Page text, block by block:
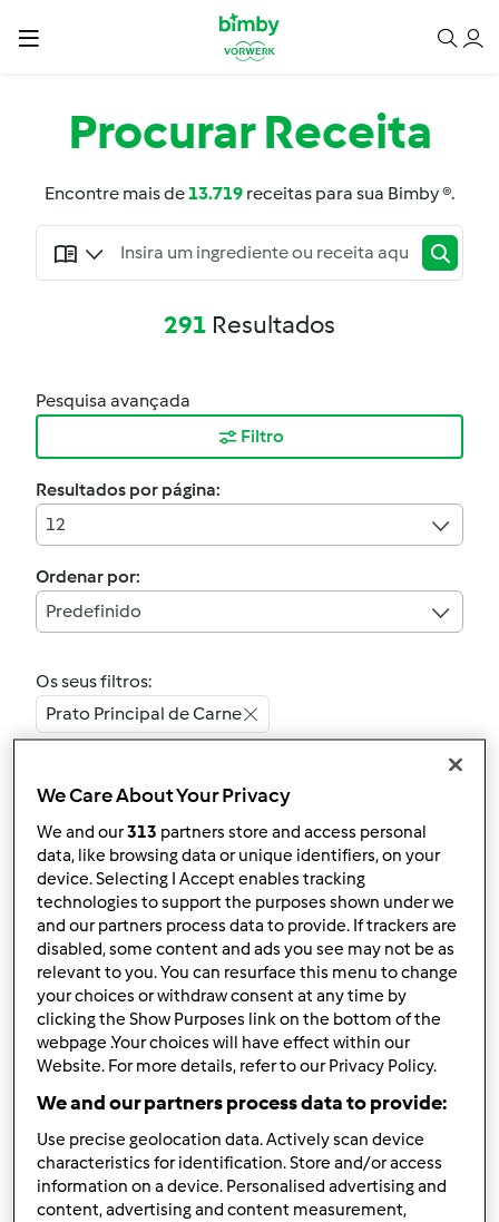
ProcurarReceita
Encontre mais de13.719 receitas para sua Bimby ®.
291 Resultados
Pesquisa avançada
Filtro
Resultados por página:
12
Ordenar por:
Predefinido
Os seus filtros:
Prato Principal de Carne
Ervilhas com ovos
escalfados
poralicehsilva
0 0 Fácil 4 38min
Martaesteves
1 --
We Care About Your Privacy
We and our313 partners store and access personal
data, like browsing data or unique identifiers, on your
device. Selecting I Accept enables tracking
technologies to support the purposes shown under we
and our partners process data to provide. If trackers are
disabled, some content and ads you see may not be as
relevant to you. You can resurface this menu to change
your choices or withdraw consent at any time by
clicking the Show Purposes link on the bottom of the
webpage .Your choices will have effect within our
Website. For more details, refer to our Privacy Policy.
We and our partners process data to provide:
Use precise geolocation data. Actively scan device
characteristics for identification. Store and/or access
information on a device. Personalised advertising and
content, advertising and content measurement,